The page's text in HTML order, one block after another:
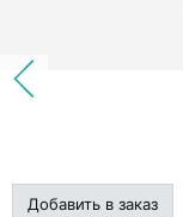
Добавить в заказ